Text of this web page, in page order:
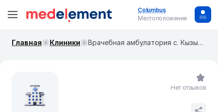
Columbus
Местоположение
Главная Клиники Врачебная амбулатория с. Кызылаут
Нет отзывов